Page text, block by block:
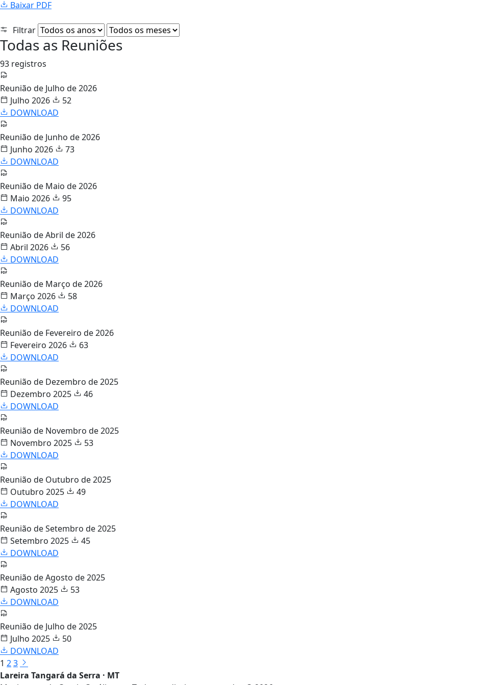
Baixar PDF
Filtrar
Todas as Reuniões
93 registros
Reunião de Julho de 2026
Julho 2026
52
DOWNLOAD
Reunião de Junho de 2026
Junho 2026
73
DOWNLOAD
Reunião de Maio de 2026
Maio 2026
95
DOWNLOAD
Reunião de Abril de 2026
Abril 2026
56
DOWNLOAD
Reunião de Março de 2026
Março 2026
58
DOWNLOAD
Reunião de Fevereiro de 2026
Fevereiro 2026
63
DOWNLOAD
Reunião de Dezembro de 2025
Dezembro 2025
46
DOWNLOAD
Reunião de Novembro de 2025
Novembro 2025
53
DOWNLOAD
Reunião de Outubro de 2025
Outubro 2025
49
DOWNLOAD
Reunião de Setembro de 2025
Setembro 2025
45
DOWNLOAD
Reunião de Agosto de 2025
Agosto 2025
53
DOWNLOAD
Reunião de Julho de 2025
Julho 2025
50
DOWNLOAD
1 23
Lareira Tangará da Serra · MT